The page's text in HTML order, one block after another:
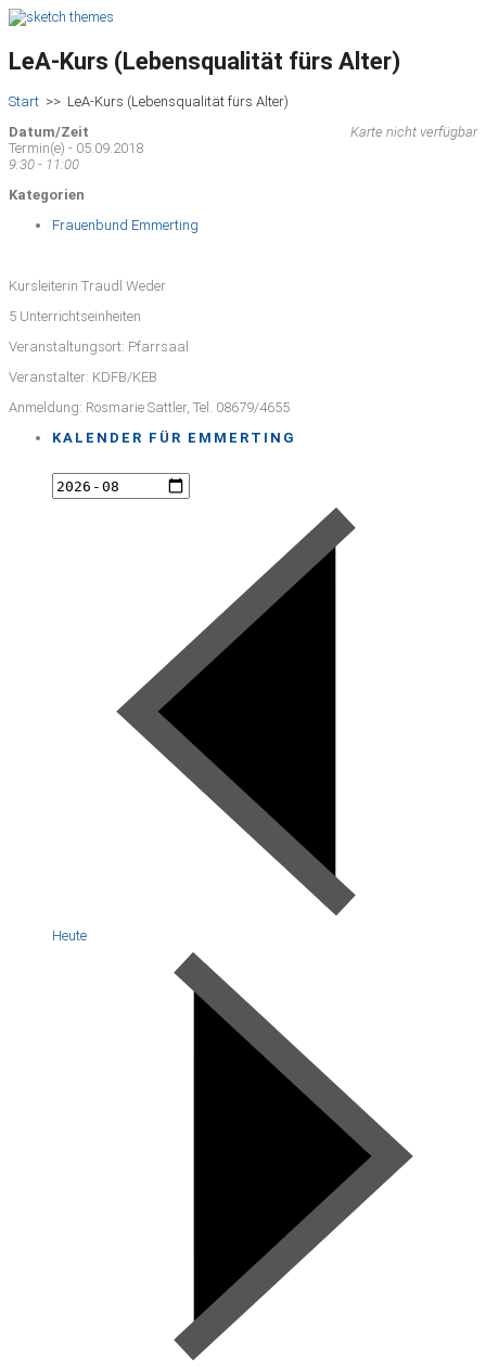
LeA-Kurs (Lebensqualität fürs Alter)
Start >> LeA-Kurs (Lebensqualität fürs Alter)
Karte nicht verfügbar
Datum/Zeit
Termin(e) - 05.09.2018
9:30 - 11:00
Kategorien
Frauenbund Emmerting
Kursleiterin Traudl Weder
5 Unterrichtseinheiten
Veranstaltungsort: Pfarrsaal
Veranstalter: KDFB/KEB
Anmeldung: Rosmarie Sattler, Tel. 08679/4655
KALENDER FÜR EMMERTING
Heute